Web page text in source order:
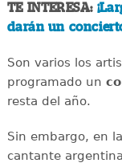
TE INTERESA:
darán un
Son varios los
programado un
resta del año.
Sin embargo, en
cantante argentina